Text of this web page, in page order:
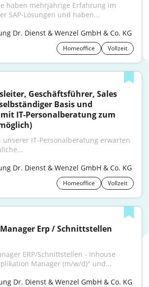
haben mehrjährige Erfahrung im
SAP-Lösungen und haben...
Dr. Dienst & Wenzel GmbH & Co. KG
Homeoffice Vollzeit
Geschäftsführer, Sales
Basis und
IT-Personalberatung zum
unserer IT-Personalberatung erwarten
Dr. Dienst & Wenzel GmbH & Co. KG
Homeoffice Vollzeit
Erp / Schnittstellen
ERP/Schnittstellen - Inhouse
Manager (m/w/d)" und...
Dr. Dienst & Wenzel GmbH & Co. KG